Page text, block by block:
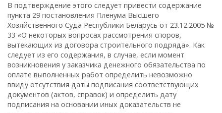
В подтверждение этого следует привести содержание
пункта 29 постановления Пленума Высшего
Хозяйственного Суда Республики Беларусь от 23.12.2005 №
33 «О некоторых вопросах рассмотрения споров,
вытекающих из договора строительного подряда». Как
следует из его содержания, в случае, если момент
возникновения у заказчика денежного обязательства по
оплате выполненных работ определить невозможно
ввиду отсутствия даты подписания соответствующих
документов (актов, справок) и определить дату
подписания на основании иных доказательств не